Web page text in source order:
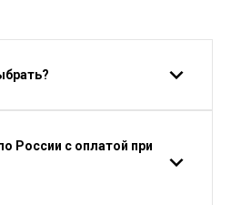
России с оплатой при